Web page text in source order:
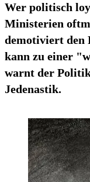
Wer politisch
Ministerien
demotiviert den
kann zu einer
warnt der
Jedenastik.